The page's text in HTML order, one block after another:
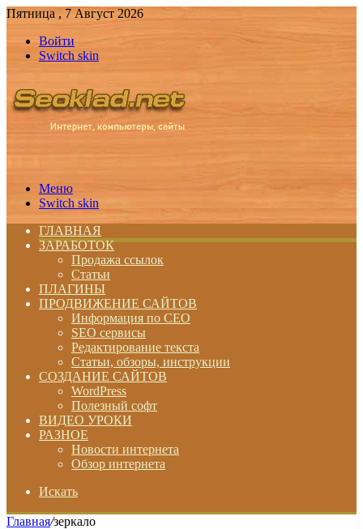
Пятница , 7 Август 2026
Войти
Switch skin
Меню
Switch skin
ГЛАВНАЯ
ЗАРАБОТОК
Продажа ссылок
Статьи
ПЛАГИНЫ
ПРОДВИЖЕНИЕ САЙТОВ
Информация по СЕО
SEO сервисы
Редактирование текста
Статьи, обзоры, инструкции
СОЗДАНИЕ САЙТОВ
WordPress
Полезный софт
ВИДЕО УРОКИ
РАЗНОЕ
Новости интернета
Обзор интернета
Искать
Главная/зеркало